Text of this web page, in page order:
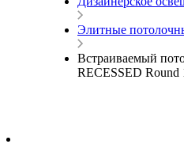
Элитные
Встраиваемый
RECESSED Round